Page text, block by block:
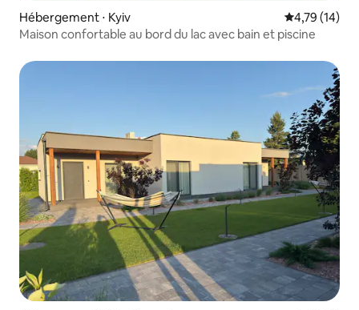
Hébergement ⋅ Kyiv Évaluation
4,79 (14)
Maison confortable au bord du lac avec bain et piscine